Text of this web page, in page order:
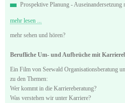
Prospektive Planung -
mehr lesen ...
mehr sehen und hören?
Berufliche Um- und Aufbrüche mit
Ein Film von Seewald Organisationsberatung
zu den Themen:
Wer kommt in die Karriereberatung?
Was verstehen wir unter Karriere?